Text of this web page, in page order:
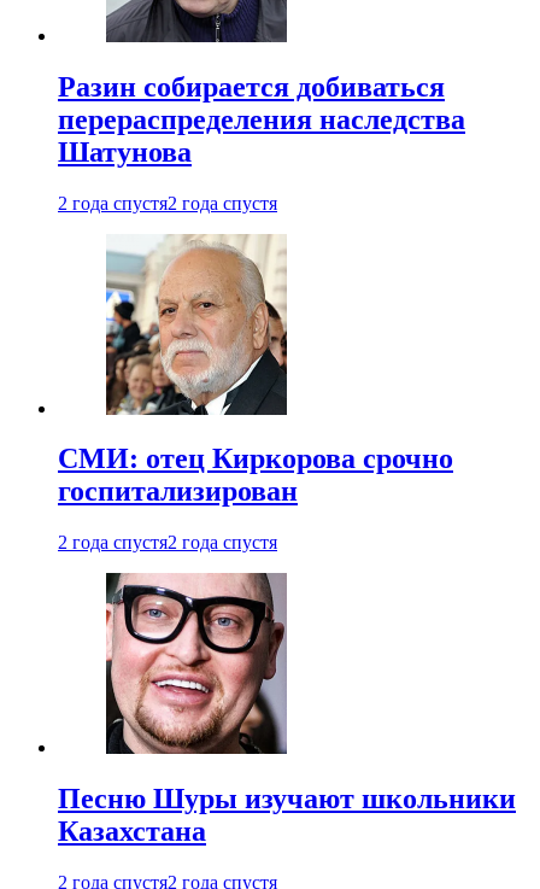
Разин собирается добиваться
перераспределения наследства
Шатунова
2 года спустя2 года спустя
СМИ: отец Киркорова срочно
госпитализирован
2 года спустя2 года спустя
Песню Шуры изучают школьники
Казахстана
2 года спустя2 года спустя